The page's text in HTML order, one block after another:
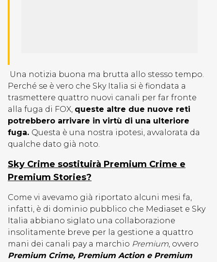
Una notizia buona ma brutta allo stesso tempo.
Perché se è vero che Sky Italia si è fiondata a
trasmettere quattro nuovi canali per far fronte
alla fuga di FOX, queste altre due nuove reti
potrebbero arrivare in virtù di una ulteriore
fuga. Questa è una nostra ipotesi, avvalorata da
qualche dato già noto.
Sky Crime sostituirà Premium Crime e
Premium Stories?
Come vi avevamo già riportato alcuni mesi fa,
infatti, è di dominio pubblico che Mediaset e Sky
Italia abbiano siglato una collaborazione
insolitamente breve per la gestione a quattro
mani dei canali pay a marchio Premium, ovvero
Premium Crime, Premium Action e Premium